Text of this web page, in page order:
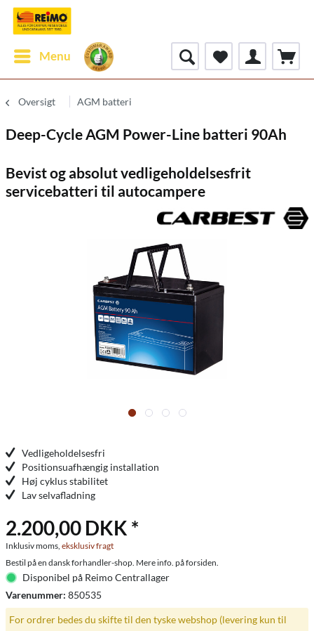
Menu
Oversigt AGM batteri
Deep-Cycle AGM Power-Line batteri 90Ah
Bevist og absolut vedligeholdelsesfrit
servicebatteri til autocampere
Vedligeholdelsesfri
Positionsuafhængig installation
Høj cyklus stabilitet
Lav selvafladning
2.200,00 DKK *
Inklusiv moms, eksklusiv fragt
Bestil på en dansk forhandler-shop. Mere info. på forsiden.
Disponibel på Reimo Centrallager
Varenummer: 850535
For ordrer bedes du skifte til den tyske webshop (levering kun til